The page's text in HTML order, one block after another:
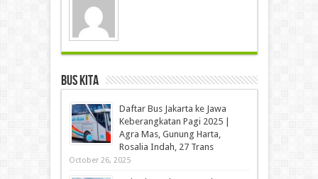
Bus Kita
Daftar Bus Jakarta ke Jawa
Keberangkatan Pagi 2025 |
Agra Mas, Gunung Harta,
Rosalia Indah, 27 Trans
October 26, 2025